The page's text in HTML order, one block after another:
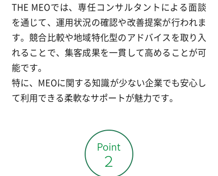
THE MEOでは、専任コンサルタントによる面談
を通じて、運用状況の確認や改善提案が行われま
す。競合比較や地域特化型のアドバイスを取り入
れることで、集客成果を一貫して高めることが可
能です。
特に、MEOに関する知識が少ない企業でも安心し
て利用できる柔軟なサポートが魅力です。